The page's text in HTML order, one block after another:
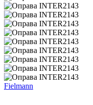
Fielmann